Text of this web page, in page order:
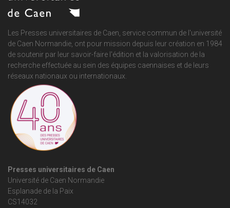
Les Presses universitaires de Caen, service commun de l'université
de Caen Normandie, ont pour mission depuis leur création en 1984
de soutenir par leur savoir-faire l'édition et la valorisation de la
recherche effectuée au sein des équipes caennaises et de leurs
réseaux nationaux ou internationaux.
Presses universitaires de Caen
Université de Caen Normandie
Esplanade de la Paix
CS14032